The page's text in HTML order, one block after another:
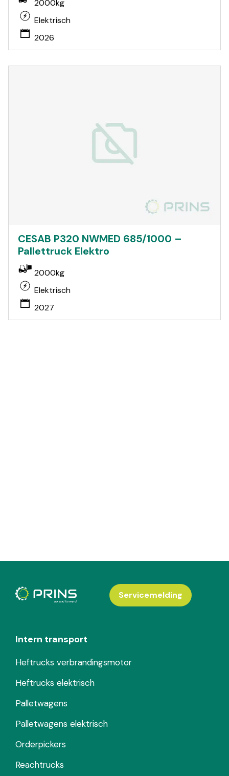
2000kg
Elektrisch
2026
CESAB P320 NWMED 685/1000 –
Pallettruck Elektro
2000kg
Elektrisch
2027
Intern transport
Heftrucks verbrandingsmotor
Heftrucks elektrisch
Palletwagens
Palletwagens elektrisch
Orderpickers
Reachtrucks
Servicemelding